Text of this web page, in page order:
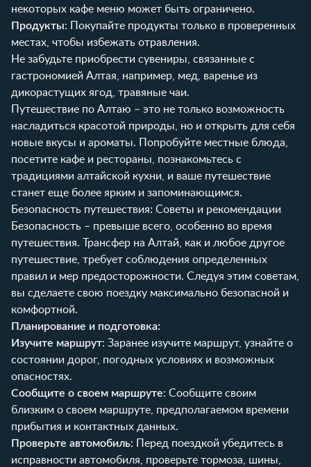
некоторых кафе меню может быть ограничено.
Продукты: Покупайте продукты только в проверенных
местах, чтобы избежать отравления.
Не забудьте приобрести сувениры, связанные с
гастрономией Алтая, например, мед, варенье из
дикорастущих ягод, травяные чаи.
Путешествие по Алтаю – это не только возможность
насладиться красотой природы, но и открыть для себя
новые вкусы и ароматы. Попробуйте местные блюда,
посетите кафе и рестораны, познакомьтесь с
традициями алтайской кухни, и ваше путешествие
станет еще более ярким и запоминающимся.
Безопасность путешествия: Советы и рекомендации
Безопасность – превыше всего, особенно во время
путешествия. Трансфер на Алтай, как и любое другое
путешествие, требует соблюдения определенных
правил и мер предосторожности. Следуя этим советам,
вы сделаете свою поездку максимально безопасной и
комфортной.
Планирование и подготовка:
Изучите маршрут: Заранее изучите маршрут, узнайте о
состоянии дорог, погодных условиях и возможных
опасностях.
Сообщите о своем маршруте: Сообщите своим
близким о своем маршруте, предполагаемом времени
прибытия и контактных данных.
Проверьте автомобиль: Перед поездкой убедитесь в
исправности автомобиля, проверьте тормоза, шины,